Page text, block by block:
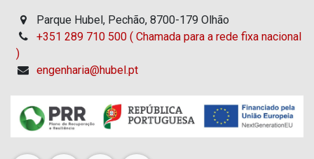
Parque Hubel, Pechão, 8700-179 Olhão
+351 289 710 500 ( Chamada para a rede fixa nacional
)
engenharia@hubel.pt